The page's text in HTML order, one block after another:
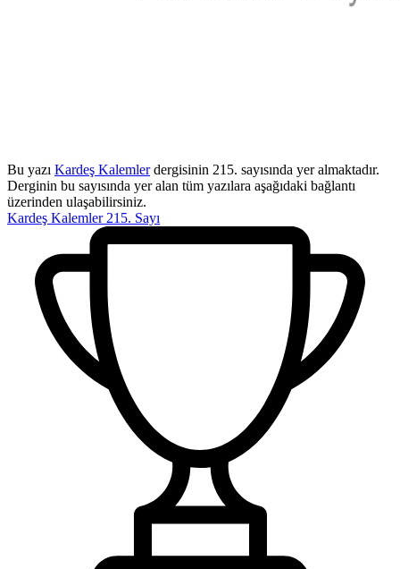
Bu yazı Kardeş Kalemlerdergisinin 215. sayısında yer almaktadır.
Derginin bu sayısında yer alan tüm yazılara aşağıdaki bağlantı
üzerinden ulaşabilirsiniz.
Kardeş Kalemler 215. Sayı